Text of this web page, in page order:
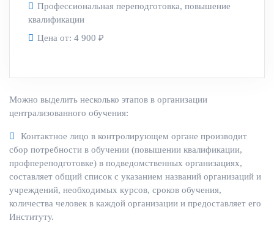
Профессиональная переподготовка, повышение
квалификации
Цена от: 4 900 ₽
Можно выделить несколько этапов в организации
централизованного обучения:
Контактное лицо в контролирующем органе производит
сбор потребности в обучении (повышении квалификации,
профпереподготовке) в подведомственных организациях,
составляет общий список с указанием названий организаций и
учреждений, необходимых курсов, сроков обучения,
количества человек в каждой организации и предоставляет его
Институту.